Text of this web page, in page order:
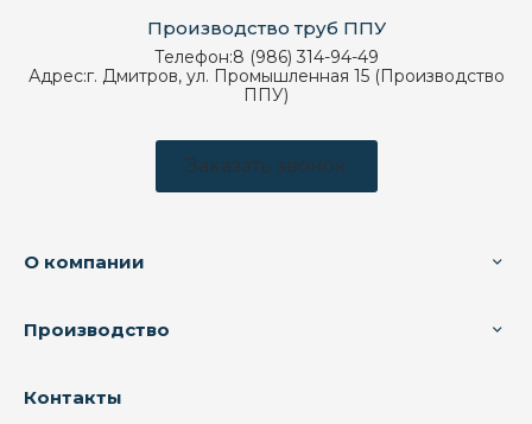
Производство труб ППУ
Телефон:8 (986) 314-94-49
Адрес:г. Дмитров, ул. Промышленная 15 (Производство
ППУ)
Заказать звонок
О компании
Производство
Контакты